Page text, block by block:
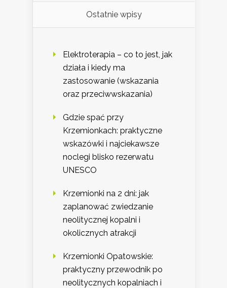
Ostatnie wpisy
Elektroterapia – co to jest, jak
działa i kiedy ma
zastosowanie (wskazania
oraz przeciwwskazania)
Gdzie spać przy
Krzemionkach: praktyczne
wskazówki i najciekawsze
noclegi blisko rezerwatu
UNESCO
Krzemionki na 2 dni: jak
zaplanować zwiedzanie
neolitycznej kopalni i
okolicznych atrakcji
Krzemionki Opatowskie:
praktyczny przewodnik po
neolitycznych kopalniach i